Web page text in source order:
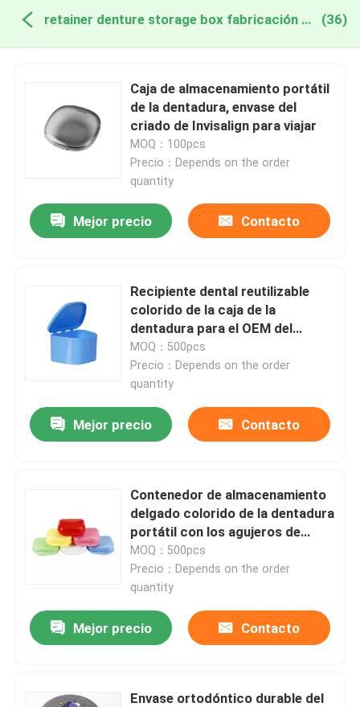
retainer denture storage box fabricación en línea (36)
Caja de almacenamiento portátil
de la dentadura, envase del
criado de Invisalign para viajar
MOQ：100pcs
Precio：Depends on the order
quantity
Mejor precio Contacto
Recipiente dental reutilizable
colorido de la caja de la
dentadura para el OEM del
almacenamiento de la dentadura
MOQ：500pcs
Precio：Depends on the order
quantity
Mejor precio Contacto
Contenedor de almacenamiento
delgado colorido de la dentadura
portátil con los agujeros de
respiradero
MOQ：500pcs
Precio：Depends on the order
quantity
Mejor precio Contacto
Envase ortodóntico durable del